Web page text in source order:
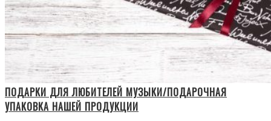
ПОДАРКИ ДЛЯ ЛЮБИТЕЛЕЙ МУЗЫКИ/ПОДАРОЧНАЯ
УПАКОВКА НАШЕЙ ПРОДУКЦИИ